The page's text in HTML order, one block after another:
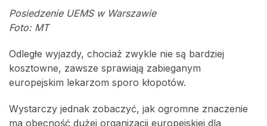
Posiedzenie UEMS w Warszawie
Foto: MT
Odległe wyjazdy, chociaż zwykle nie są bardziej
kosztowne, zawsze sprawiają zabieganym
europejskim lekarzom sporo kłopotów.
Wystarczy jednak zobaczyć, jak ogromne znaczenie
ma obecność dużej organizacji europejskiej dla